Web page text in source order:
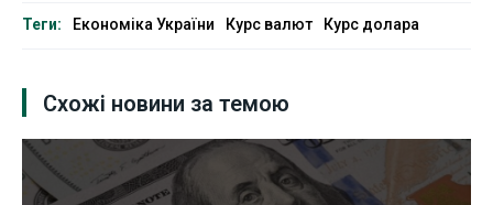
Теги: Економіка України Курс валют Курс долара
Схожі новини за темою